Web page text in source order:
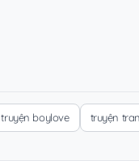
truyện boylove truyện